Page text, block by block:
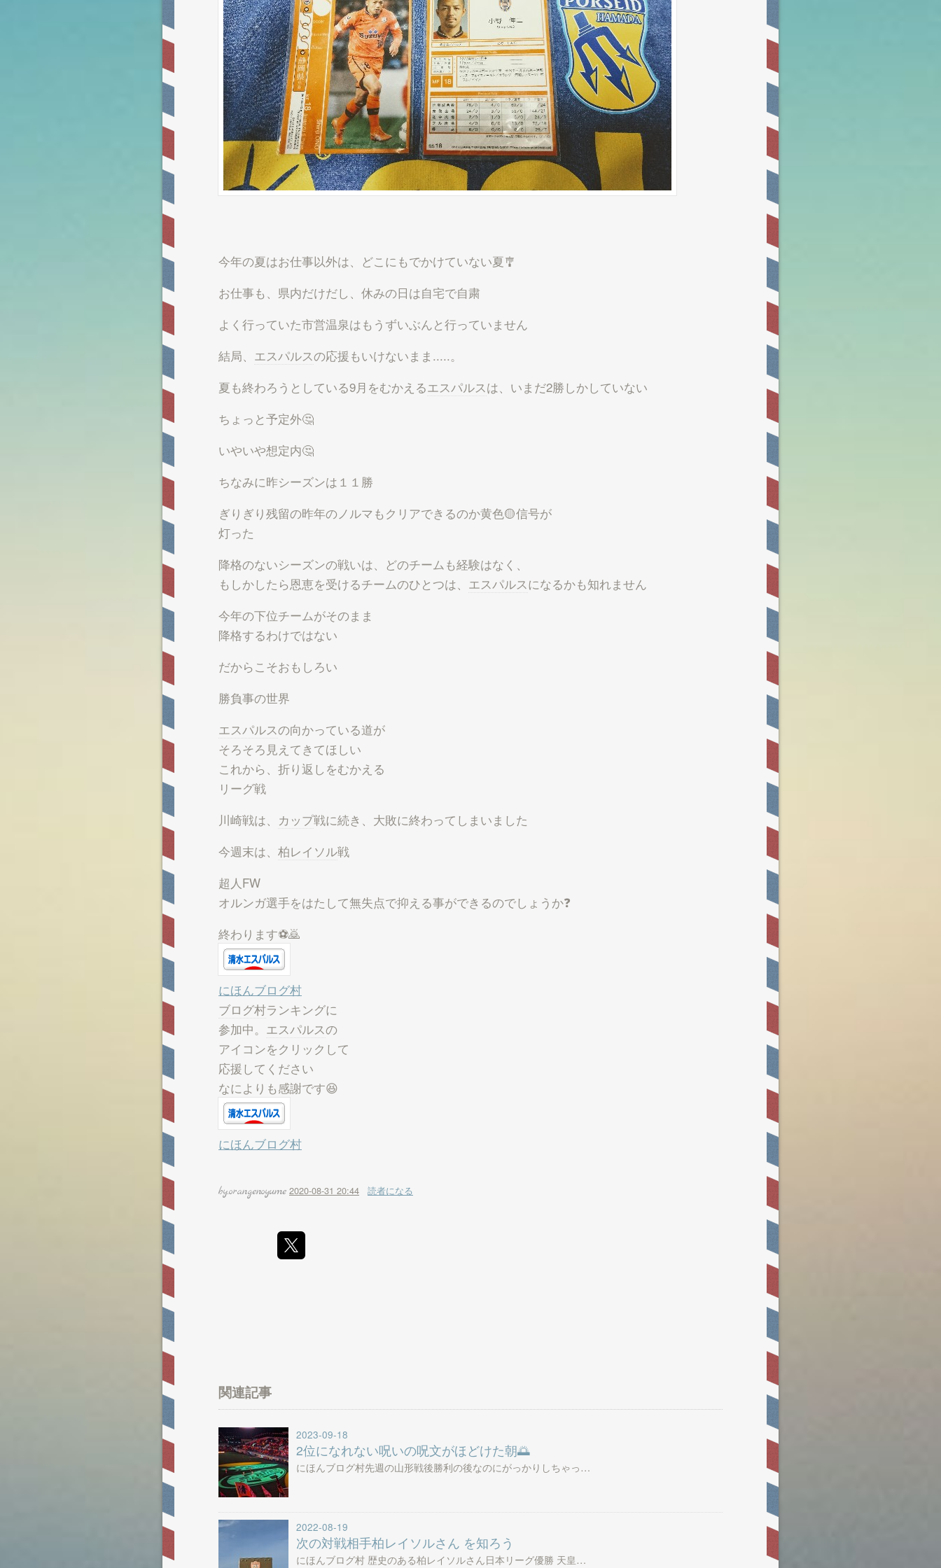
今年の夏はお仕事以外は、どこにもでかけていない夏🎐
お仕事も、県内だけだし、休みの日は自宅で自粛
よく行っていた市営温泉はもうずいぶんと行っていません
結局、 エスパルスの応援もいけないまま.....。
夏も終わろうとしている9月をむかえるエスパルスは、いまだ2勝しかしていない
ちょっと予定外🤔
いやいや想定内🤔
ちなみに昨シーズンは１１勝
ぎりぎり残留の昨年のノルマもクリアできるのか黄色🟡信号が
灯った
降格のないシーズンの戦いは、どのチームも経験はなく、
もしかしたら恩恵を受けるチームのひとつは、 エスパルスになるかも知れません
今年の下位チームがそのまま
降格するわけではない
だからこそおもしろい
勝負事の世界
エスパルスの向かっている道が
そろそろ見えてきてほしい
これから、折り返しをむかえる
リーグ戦
川崎戦は、 カップ戦に続き、大敗に終わってしまいました
今週末は、 柏レイソル戦
超人FW
オルンガ選手をはたして無失点で抑える事ができるのでしょうか❓
終わります⚽🙇
にほんブログ村
ブログ村ランキングに
参加中。 エスパルスの
アイコンをクリックして
応援してください
なによりも感謝です😆
にほんブログ村
orangenoyume 2020-08-31 20:44 読者になる
関連記事
2023-09-18
2位になれない呪いの呪文がほどけた朝🌅
にほんブログ村先週の山形戦後勝利の後なのにがっかりしちゃっ…
2022-08-19
次の対戦相手柏レイソルさん を知ろう
にほんブログ村 歴史のある柏レイソルさん日本リーグ優勝 天皇…